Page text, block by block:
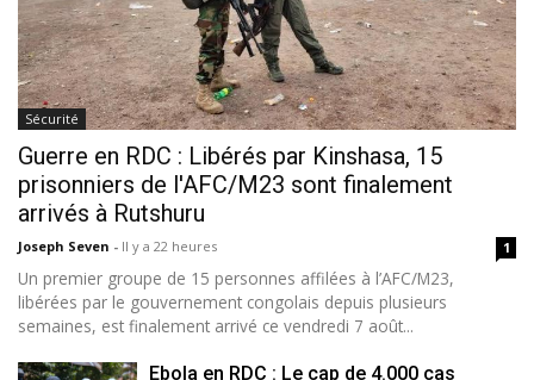
Sécurité
Guerre en RDC : Libérés par Kinshasa, 15
prisonniers de l'AFC/M23 sont finalement
arrivés à Rutshuru
Joseph Seven - Il y a 22 heures 1
Un premier groupe de 15 personnes affilées à l’AFC/M23,
libérées par le gouvernement congolais depuis plusieurs
semaines, est finalement arrivé ce vendredi 7 août...
Ebola en RDC : Le cap de 4.000 cas